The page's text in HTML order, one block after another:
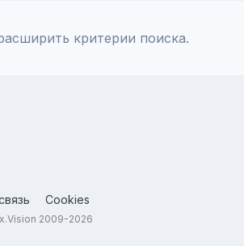
критерии поиска.
Cookies
2009-2026